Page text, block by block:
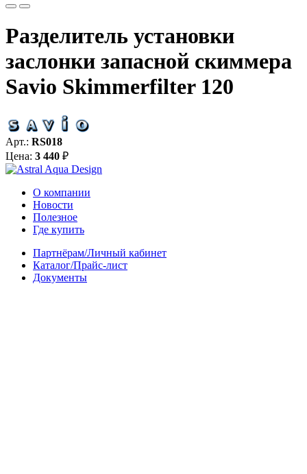
Разделитель установки
заслонки запасной скиммера
Savio Skimmerfilter 120
Арт.: RS018
Цена: 3 440 ₽
О компании
Новости
Полезное
Где купить
Партнёрам/Личный кабинет
Каталог/Прайс-лист
Документы